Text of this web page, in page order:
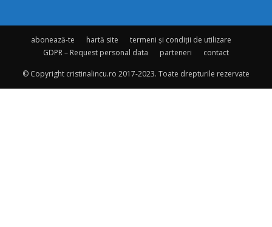
abonează-te hartă site
termeni și condiții de utilizare
GDPR – Request personal data
parteneri contact
© Copyright cristinalincu.ro 2017-2023. Toate drepturile rezervate